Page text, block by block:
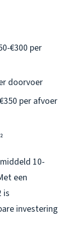
€300 per
doorvoer
per afvoer
10-
een
is
investering